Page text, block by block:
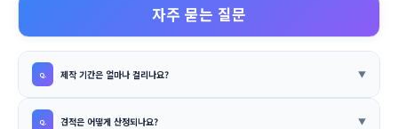
자주 묻는 질문
제작 기간은 얼마나 걸리나요?
견적은 어떻게 산정되나요?